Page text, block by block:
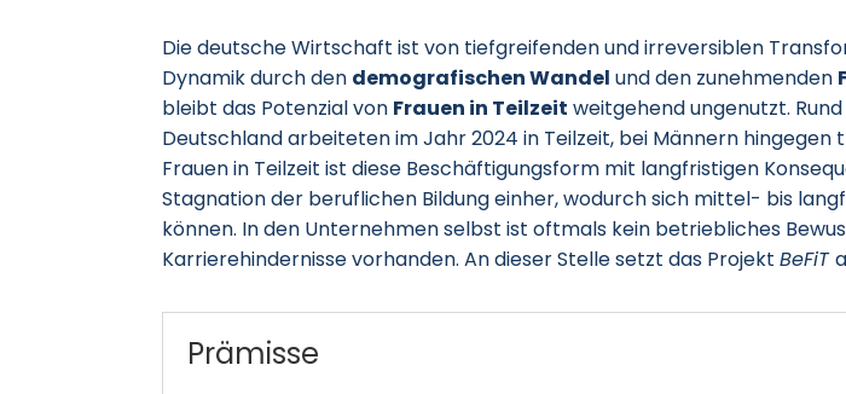
Die deutsche Wirtschaft ist von tiefgreifenden und irreversiblen
Dynamik durch den demografischen Wandel und den zunehmenden
bleibt das Potenzial von Frauen in Teilzeit weitgehend ungenutzt.
Deutschland arbeiteten im Jahr 2024 in Teilzeit, bei Männern hingegen
Frauen in Teilzeit ist diese Beschäftigungsform mit langfristigen
Stagnation der beruflichen Bildung einher, wodurch sich mittel- bis
können. In den Unternehmen selbst ist oftmals kein betriebliches
Karrierehindernisse vorhanden. An dieser Stelle setzt das ProjektBeFiT
Prämisse